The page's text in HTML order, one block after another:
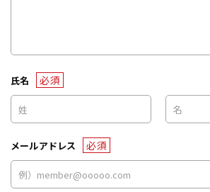
氏名 必須
メールアドレス 必須